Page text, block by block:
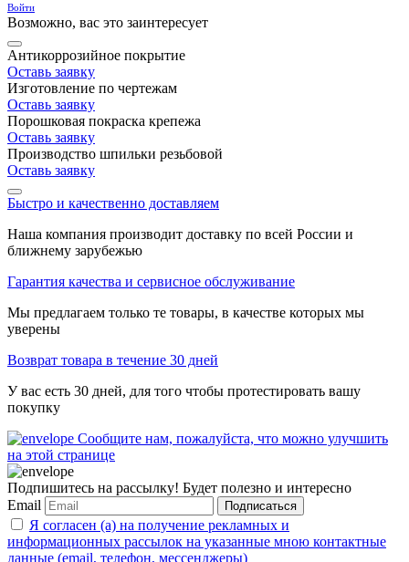
Войти
Возможно, вас это заинтересует
Антикоррозийное покрытие
Оставь заявку
Изготовление по чертежам
Оставь заявку
Порошковая покраска крепежа
Оставь заявку
Производство шпильки резьбовой
Оставь заявку
Быстро и качественно доставляем
Наша компания производит доставку по всей России и
ближнему зарубежью
Гарантия качества и сервисное обслуживание
Мы предлагаем только те товары, в качестве которых мы
уверены
Возврат товара в течение 30 дней
У вас есть 30 дней, для того чтобы протестировать вашу
покупку
Сообщите нам, пожалуйста, что можно улучшить
на этой странице
Подпишитесь на рассылку! Будет полезно и интересно
Email
Подписаться
Я согласен (а) на получение рекламных и
информационных рассылок на указанные мною контактные
данные (email, телефон, мессенджеры)